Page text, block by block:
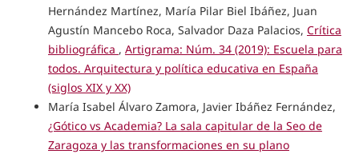
Hernández Martínez, María Pilar Biel Ibáñez, Juan
Agustín Mancebo Roca, Salvador Daza Palacios, Crítica
bibliográfica , Artigrama: Núm. 34 (2019): Escuela para
todos. Arquitectura y política educativa en España
(siglos XIX y XX)
María Isabel Álvaro Zamora, Javier Ibáñez Fernández,
¿Gótico vs Academia? La sala capitular de la Seo de
Zaragoza y las transformaciones en su plano